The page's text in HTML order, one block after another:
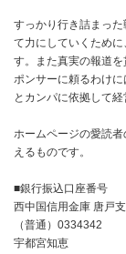
すっかり行き詰まっ
て力にしていくため
す。また真実の報道
ポンサーに頼るわけ
とカンパに依拠して
ホームページの愛読
えるものです。
■銀行振込口座番号
西中国信用金庫 唐戸
（普通）0334342
宇都宮知恵